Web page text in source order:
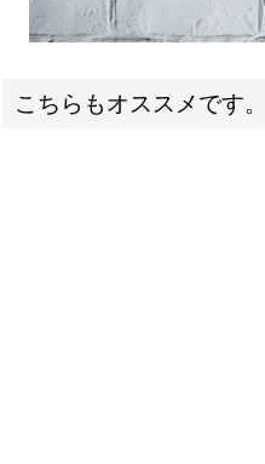
こちらもオススメです。